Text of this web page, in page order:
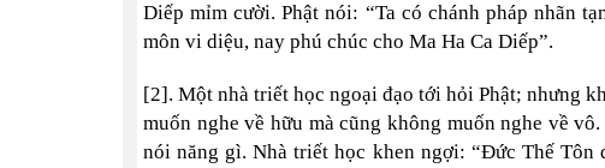
Diếp mỉm cười. Phật nói: “Ta có chánh pháp nhãn
môn vi diệu, nay phú chúc cho Ma Ha Ca Diếp”.
[2]. Một nhà triết học ngoại đạo tới hỏi Phật; nhưng
muốn nghe về hữu mà cũng không muốn nghe về
nói năng gì. Nhà triết học khen ngợi: “Đức Thế